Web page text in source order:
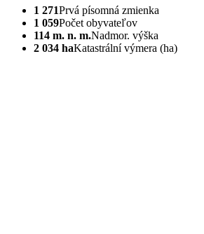
1 271Prvá písomná zmienka
1 059Počet obyvateľov
114 m. n. m.Nadmor. výška
2 034 haKatastrální výmera (ha)